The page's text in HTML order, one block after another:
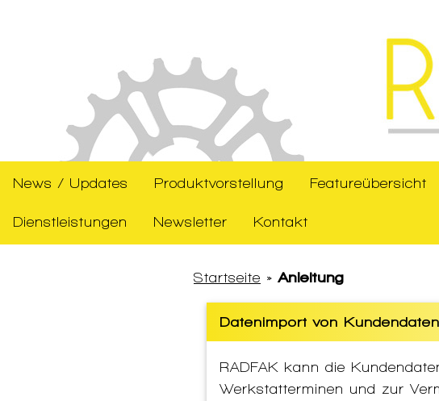
News / Updates Produktvorstellung Featureübersicht
Dienstleistungen Newsletter Kontakt
Startseite »Anleitung
Datenimport von
RADFAK kann die
Werkstatterminen und zur